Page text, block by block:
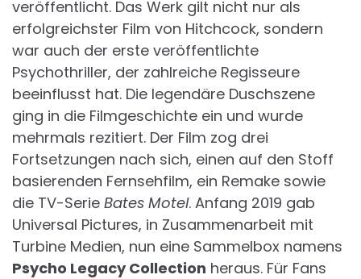
veröffentlicht. Das Werk gilt nicht nur als
erfolgreichster Film von Hitchcock, sondern
war auch der erste veröffentlichte
Psychothriller, der zahlreiche Regisseure
beeinflusst hat. Die legendäre Duschszene
ging in die Filmgeschichte ein und wurde
mehrmals rezitiert. Der Film zog drei
Fortsetzungen nach sich, einen auf den Stoff
basierenden Fernsehfilm, ein Remake sowie
die TV-Serie Bates Motel. Anfang 2019 gab
Universal Pictures, in Zusammenarbeit mit
Turbine Medien, nun eine Sammelbox namens
Psycho Legacy Collection heraus. Für Fans